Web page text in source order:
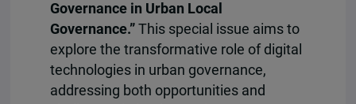
Governance in Urban Local
Governance.”This special issue aims to
explore the transformative role of digital
technologies in urban governance,
addressing both opportunities and